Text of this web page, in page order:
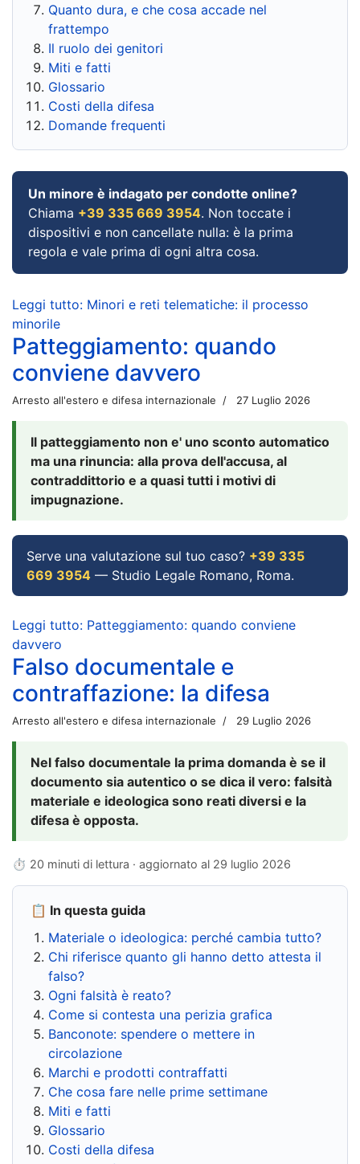
Quanto dura, e che cosa accade nel
frattempo
Il ruolo dei genitori
Miti e fatti
Glossario
Costi della difesa
Domande frequenti
Un minore è indagato per condotte online?
Chiama +39 335 669 3954. Non toccate i
dispositivi e non cancellate nulla: è la prima
regola e vale prima di ogni altra cosa.
Leggi tutto: Minori e reti telematiche: il processo
minorile
Patteggiamento: quando
conviene davvero
Arresto all'estero e difesa internazionale 27 Luglio 2026
Il patteggiamento non e' uno sconto automatico
ma una rinuncia: alla prova dell'accusa, al
contraddittorio e a quasi tutti i motivi di
impugnazione.
Serve una valutazione sul tuo caso? +39 335
669 3954 — Studio Legale Romano, Roma.
Leggi tutto: Patteggiamento: quando conviene
davvero
Falso documentale e
contraffazione: la difesa
Arresto all'estero e difesa internazionale 29 Luglio 2026
Nel falso documentale la prima domanda è se il
documento sia autentico o se dica il vero: falsità
materiale e ideologica sono reati diversi e la
difesa è opposta.
⏱ 20 minuti di lettura · aggiornato al 29 luglio 2026
📋 In questa guida
Materiale o ideologica: perché cambia tutto?
Chi riferisce quanto gli hanno detto attesta il
falso?
Ogni falsità è reato?
Come si contesta una perizia grafica
Banconote: spendere o mettere in
circolazione
Marchi e prodotti contraffatti
Che cosa fare nelle prime settimane
Miti e fatti
Glossario
Costi della difesa